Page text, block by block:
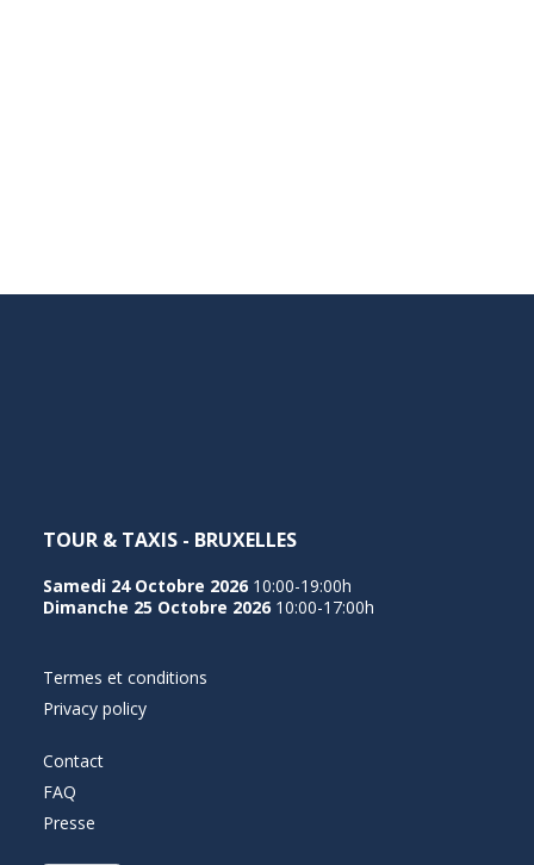
TOUR & TAXIS - BRUXELLES
Samedi 24 Octobre 2026 10:00-19:00h
Dimanche 25 Octobre 2026 10:00-17:00h
Termes et conditions
Privacy policy
Contact
FAQ
Presse